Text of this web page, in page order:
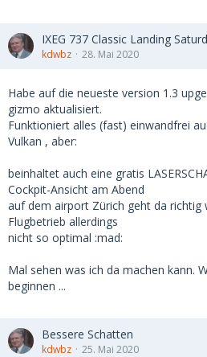
IXEG 737 Classic Landing
kdwbz 28. Mai 2020
Habe auf die neueste version 1.3
gizmo aktualisiert.
Funktioniert alles (fast) einwandfrei
Vulkan , aber:
beinhaltet auch eine gratis
Cockpit-Ansicht am Abend
auf dem airport Zürich geht da richtig
Flugbetrieb allerdings
nicht so optimal :mad:
Mal sehen was ich da machen kann.
beginnen ...
Bessere Schatten
kdwbz 25. Mai 2020